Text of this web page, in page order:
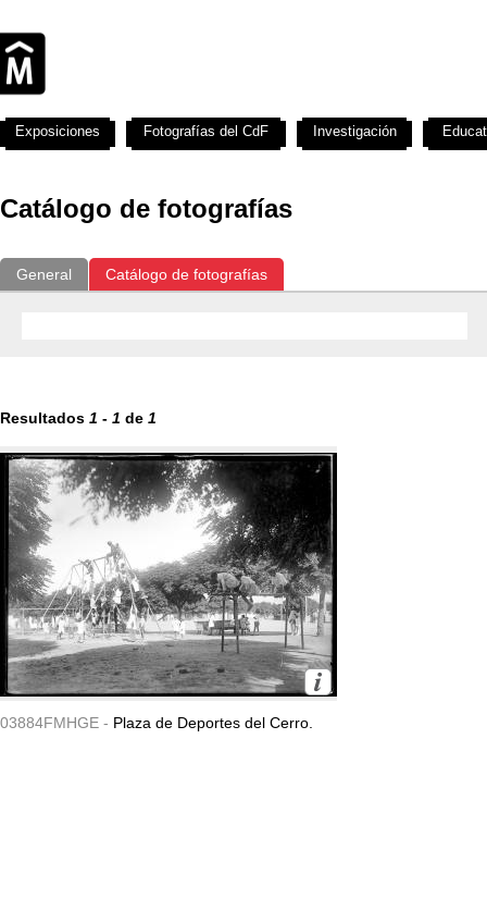
Catálogo de fotografías
General Catálogo de fotografías
Resultados 1 - 1 de 1
03884FMHGE - Plaza de Deportes del Cerro.
Exposiciones Fotografías del CdF Investigación